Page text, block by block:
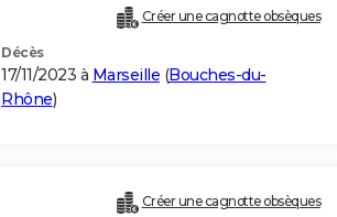
Créer une cagnotte obsèques
Décès
17/11/2023 à Marseille (Bouches-du-
Rhône)
Créer une cagnotte obsèques